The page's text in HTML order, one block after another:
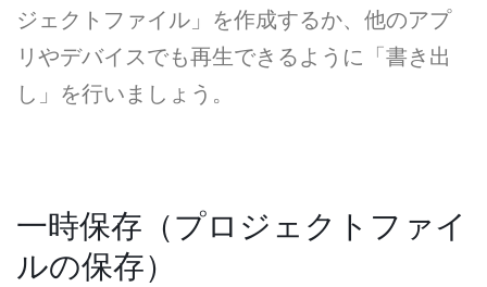
ジェクトファイル」を作成するか、他のアプ
リやデバイスでも再生できるように「書き出
し」を行いましょう。
一時保存（プロジェクトファイ
ルの保存）